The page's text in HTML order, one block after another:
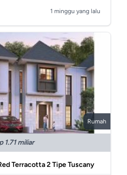
1 minggu yang lalu
Rumah
1.71 miliar
Terracotta 2 Tipe Tuscany